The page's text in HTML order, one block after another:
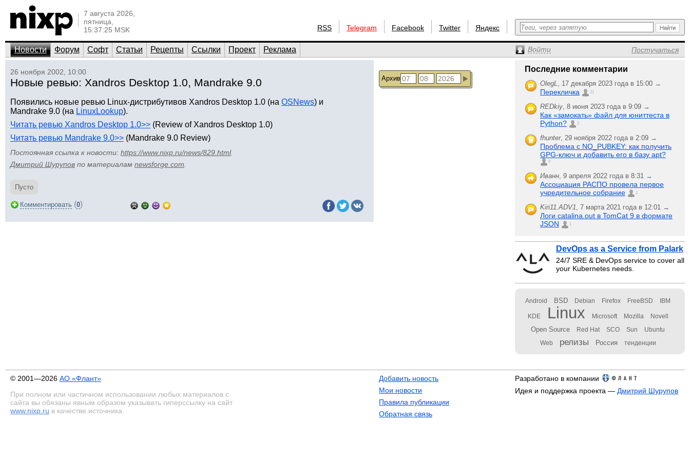
7 августа 2026,
пятница,
15:37:25 MSK
RSS Telegram Facebook Twitter Яндекс
Новости Форум Софт Статьи Рецепты Ссылки Проект Реклама Войти Постучаться
26 ноября 2002, 10:00
Новые ревью: Xandros Desktop 1.0, Mandrake 9.0
Появились новые ревью Linux-дистрибутивов Xandros Desktop 1.0 (на OSNews) и
Mandrake 9.0 (на LinuxLookup).
Читать ревью Xandros Desktop 1.0>> (Review of Xandros Desktop 1.0)
Читать ревью Mandrake 9.0>> (Mandrake 9.0 Review)
Постоянная ссылка к новости: https://www.nixp.ru/news/829.html.
Дмитрий Шурупов по материалам newsforge.com
Пусто
Комментировать (0)
Архив
Последние комментарии
OlegL, 17 декабря 2023 года в 15:00 →
Перекличка 21
REDkiy, 8 июня 2023 года в 9:09 →
Как «замокать» файл для юниттеста в
Python?
2
fhunter, 29 ноября 2022 года в 2:09 →
Проблема с NO_PUBKEY: как получить
GPG-ключ и добавить его в базу apt?
6
Иванн, 9 апреля 2022 года в 8:31 →
Ассоциация РАСПО провела первое
учредительное собрание
1
Kiri11.ADV1, 7 марта 2021 года в 12:01 →
Логи catalina.out в TomCat 9 в формате
JSON
1
DevOps as a Service from Palark
24/7 SRE & DevOps service to cover all
your Kubernetes needs.
Android BSD Debian Firefox FreeBSD IBM
KDE Linux Microsoft Mozilla Novell
Open Source Red Hat SCO Sun Ubuntu
Web релизы Россия тенденции
© 2001—2026 АО «Флант»
При полном или частичном использовании любых материалов с
сайта вы обязаны явным образом указывать гиперссылку на сайт
www.nixp.ru в качестве источника.
Добавить новость
Мои новости
Правила публикации
Обратная связь
Разработано в компании
Идея и поддержка проекта — Дмитрий Шурупов